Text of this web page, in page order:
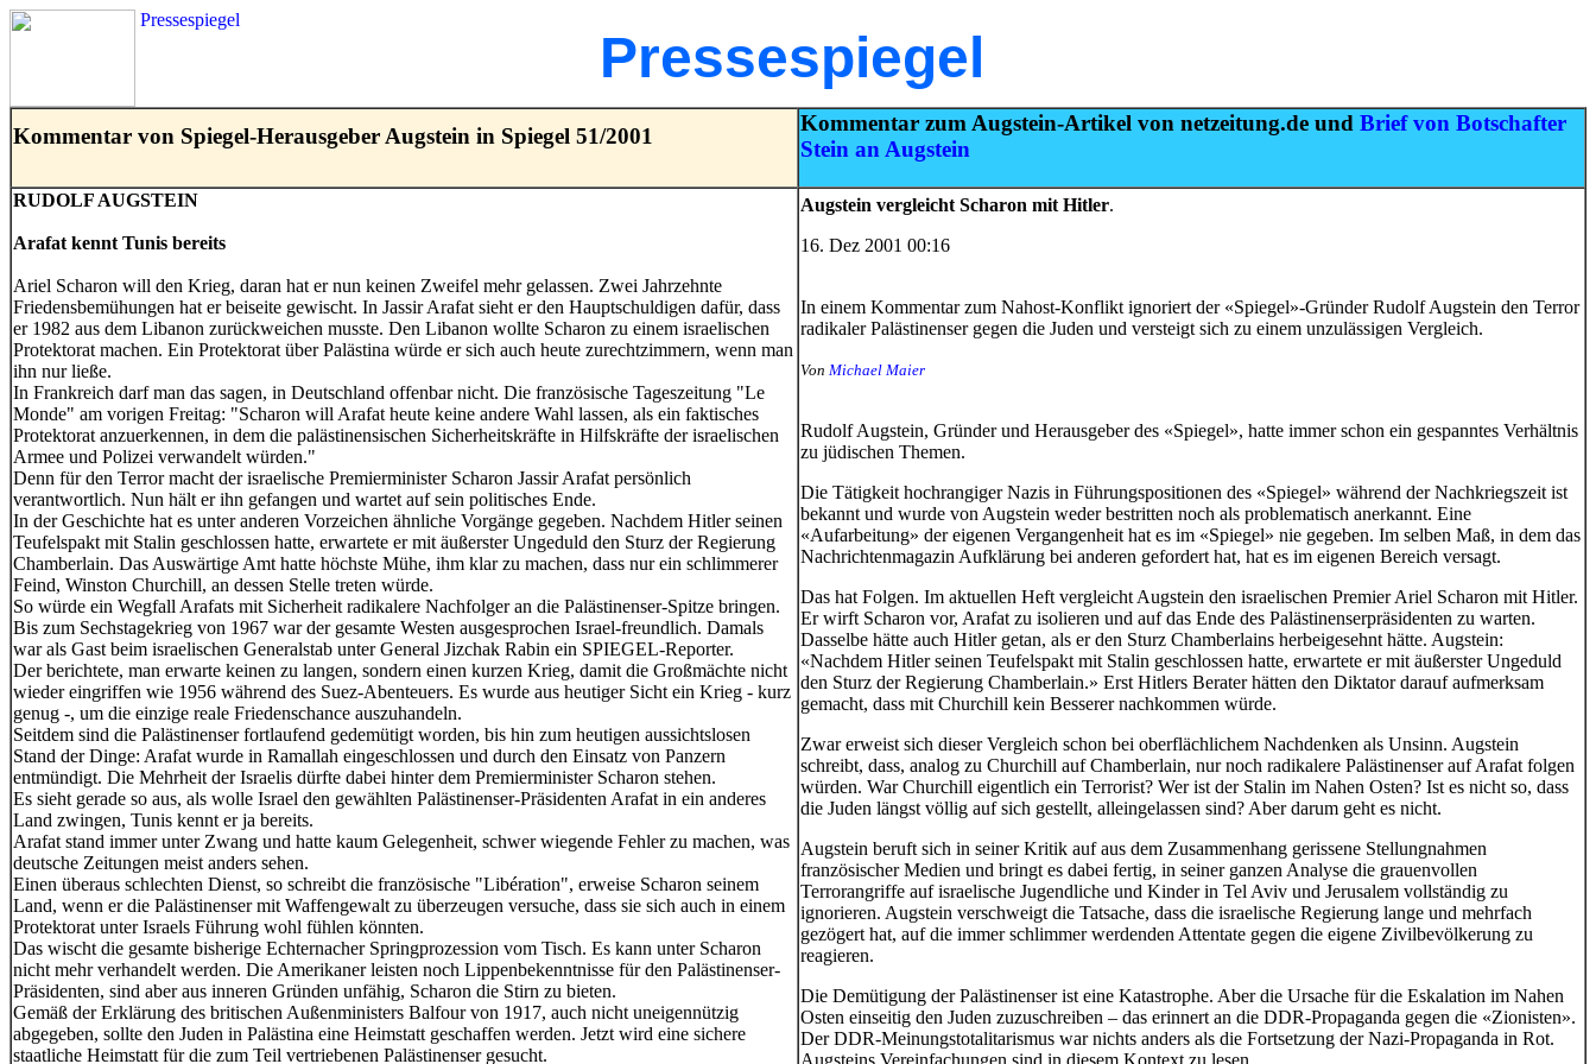
Pressespiegel
Pressespiegel
Kommentar von Spiegel-Herausgeber Augstein in Spiegel 51/2001
Kommentar zum Augstein-Artikel von netzeitung.de und Brief von Botschafter
Stein an Augstein
RUDOLF AUGSTEIN
Arafat kennt Tunis bereits
Ariel Scharon will den Krieg, daran hat er nun keinen Zweifel mehr gelassen. Zwei Jahrzehnte
Friedensbemühungen hat er beiseite gewischt. In Jassir Arafat sieht er den Hauptschuldigen dafür, dass
er 1982 aus dem Libanon zurückweichen musste. Den Libanon wollte Scharon zu einem israelischen
Protektorat machen. Ein Protektorat über Palästina würde er sich auch heute zurechtzimmern, wenn man
ihn nur ließe.
In Frankreich darf man das sagen, in Deutschland offenbar nicht. Die französische Tageszeitung "Le
Monde" am vorigen Freitag: "Scharon will Arafat heute keine andere Wahl lassen, als ein faktisches
Protektorat anzuerkennen, in dem die palästinensischen Sicherheitskräfte in Hilfskräfte der israelischen
Armee und Polizei verwandelt würden."
Denn für den Terror macht der israelische Premierminister Scharon Jassir Arafat persönlich
verantwortlich. Nun hält er ihn gefangen und wartet auf sein politisches Ende.
In der Geschichte hat es unter anderen Vorzeichen ähnliche Vorgänge gegeben. Nachdem Hitler seinen
Teufelspakt mit Stalin geschlossen hatte, erwartete er mit äußerster Ungeduld den Sturz der Regierung
Chamberlain. Das Auswärtige Amt hatte höchste Mühe, ihm klar zu machen, dass nur ein schlimmerer
Feind, Winston Churchill, an dessen Stelle treten würde.
So würde ein Wegfall Arafats mit Sicherheit radikalere Nachfolger an die Palästinenser-Spitze bringen.
Bis zum Sechstagekrieg von 1967 war der gesamte Westen ausgesprochen Israel-freundlich. Damals
war als Gast beim israelischen Generalstab unter General Jizchak Rabin ein SPIEGEL-Reporter.
Der berichtete, man erwarte keinen zu langen, sondern einen kurzen Krieg, damit die Großmächte nicht
wieder eingriffen wie 1956 während des Suez-Abenteuers. Es wurde aus heutiger Sicht ein Krieg - kurz
genug -, um die einzige reale Friedenschance auszuhandeln.
Seitdem sind die Palästinenser fortlaufend gedemütigt worden, bis hin zum heutigen aussichtslosen
Stand der Dinge: Arafat wurde in Ramallah eingeschlossen und durch den Einsatz von Panzern
entmündigt. Die Mehrheit der Israelis dürfte dabei hinter dem Premierminister Scharon stehen.
Es sieht gerade so aus, als wolle Israel den gewählten Palästinenser-Präsidenten Arafat in ein anderes
Land zwingen, Tunis kennt er ja bereits.
Arafat stand immer unter Zwang und hatte kaum Gelegenheit, schwer wiegende Fehler zu machen, was
deutsche Zeitungen meist anders sehen.
Einen überaus schlechten Dienst, so schreibt die französische "Libération", erweise Scharon seinem
Land, wenn er die Palästinenser mit Waffengewalt zu überzeugen versuche, dass sie sich auch in einem
Protektorat unter Israels Führung wohl fühlen könnten.
Das wischt die gesamte bisherige Echternacher Springprozession vom Tisch. Es kann unter Scharon
nicht mehr verhandelt werden. Die Amerikaner leisten noch Lippenbekenntnisse für den Palästinenser-
Präsidenten, sind aber aus inneren Gründen unfähig, Scharon die Stirn zu bieten.
Gemäß der Erklärung des britischen Außenministers Balfour von 1917, auch nicht uneigennützig
abgegeben, sollte den Juden in Palästina eine Heimstatt geschaffen werden. Jetzt wird eine sichere
staatliche Heimstatt für die zum Teil vertriebenen Palästinenser gesucht.
Augstein vergleicht Scharon mit Hitler.
16. Dez 2001 00:16
In einem Kommentar zum Nahost-Konflikt ignoriert der «Spiegel»-Gründer Rudolf Augstein den Terror
radikaler Palästinenser gegen die Juden und versteigt sich zu einem unzulässigen Vergleich.
Von Michael Maier
Rudolf Augstein, Gründer und Herausgeber des «Spiegel», hatte immer schon ein gespanntes Verhältnis
zu jüdischen Themen.
Die Tätigkeit hochrangiger Nazis in Führungspositionen des «Spiegel» während der Nachkriegszeit ist
bekannt und wurde von Augstein weder bestritten noch als problematisch anerkannt. Eine
«Aufarbeitung» der eigenen Vergangenheit hat es im «Spiegel» nie gegeben. Im selben Maß, in dem das
Nachrichtenmagazin Aufklärung bei anderen gefordert hat, hat es im eigenen Bereich versagt.
Das hat Folgen. Im aktuellen Heft vergleicht Augstein den israelischen Premier Ariel Scharon mit Hitler.
Er wirft Scharon vor, Arafat zu isolieren und auf das Ende des Palästinenserpräsidenten zu warten.
Dasselbe hätte auch Hitler getan, als er den Sturz Chamberlains herbeigesehnt hätte. Augstein:
«Nachdem Hitler seinen Teufelspakt mit Stalin geschlossen hatte, erwartete er mit äußerster Ungeduld
den Sturz der Regierung Chamberlain.» Erst Hitlers Berater hätten den Diktator darauf aufmerksam
gemacht, dass mit Churchill kein Besserer nachkommen würde.
Zwar erweist sich dieser Vergleich schon bei oberflächlichem Nachdenken als Unsinn. Augstein
schreibt, dass, analog zu Churchill auf Chamberlain, nur noch radikalere Palästinenser auf Arafat folgen
würden. War Churchill eigentlich ein Terrorist? Wer ist der Stalin im Nahen Osten? Ist es nicht so, dass
die Juden längst völlig auf sich gestellt, alleingelassen sind? Aber darum geht es nicht.
Augstein beruft sich in seiner Kritik auf aus dem Zusammenhang gerissene Stellungnahmen
französischer Medien und bringt es dabei fertig, in seiner ganzen Analyse die grauenvollen
Terrorangriffe auf israelische Jugendliche und Kinder in Tel Aviv und Jerusalem vollständig zu
ignorieren. Augstein verschweigt die Tatsache, dass die israelische Regierung lange und mehrfach
gezögert hat, auf die immer schlimmer werdenden Attentate gegen die eigene Zivilbevölkerung zu
reagieren.
Die Demütigung der Palästinenser ist eine Katastrophe. Aber die Ursache für die Eskalation im Nahen
Osten einseitig den Juden zuzuschreiben – das erinnert an die DDR-Propaganda gegen die «Zionisten».
Der DDR-Meinungstotalitarismus war nichts anders als die Fortsetzung der Nazi-Propaganda in Rot.
Augsteins Vereinfachungen sind in diesem Kontext zu lesen.